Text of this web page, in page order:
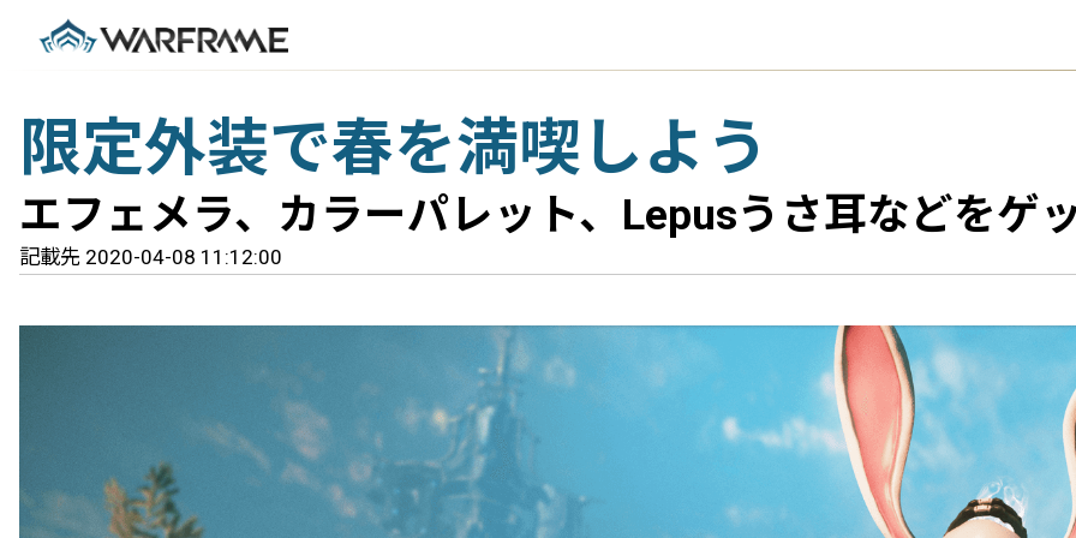
限定外装で春を満喫しよう
エフェメラ、カラーパレット、Lepusうさ耳などをゲ
記載先 2020-04-08 11:12:00